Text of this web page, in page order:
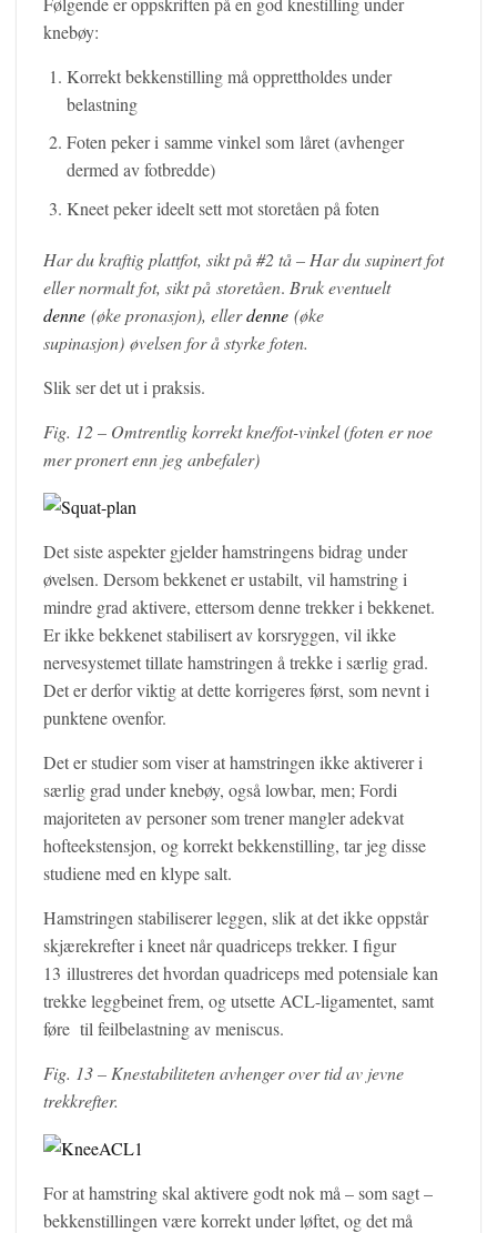
knebøy:
Korrekt bekkenstilling må opprettholdes under
belastning
Foten peker i samme vinkel som låret (avhenger
dermed av fotbredde)
Kneet peker ideelt sett mot storetåen på foten
Har du kraftig plattfot, sikt på #2 tå – Har du supinert fot
eller normalt fot, sikt på storetåen. Bruk eventuelt
denne (øke pronasjon), ellerdenne (øke
supinasjon) øvelsen for å styrke foten.
Slik ser det ut i praksis.
Fig. 12 – Omtrentlig korrekt kne/fot-vinkel (foten er noe
mer pronert enn jeg anbefaler)
Det siste aspekter gjelder hamstringens bidrag under
øvelsen. Dersom bekkenet er ustabilt, vil hamstring i
mindre grad aktivere, ettersom denne trekker i bekkenet.
Er ikke bekkenet stabilisert av korsryggen, vil ikke
nervesystemet tillate hamstringen å trekke i særlig grad.
Det er derfor viktig at dette korrigeres først, som nevnt i
punktene ovenfor.
Det er studier som viser at hamstringen ikke aktiverer i
særlig grad under knebøy, også lowbar, men; Fordi
majoriteten av personer som trener mangler adekvat
hofteekstensjon, og korrekt bekkenstilling, tar jeg disse
studiene med en klype salt.
Hamstringen stabiliserer leggen, slik at det ikke oppstår
skjærekrefter i kneet når quadriceps trekker. I figur
13 illustreres det hvordan quadriceps med potensiale kan
trekke leggbeinet frem, og utsette ACL-ligamentet, samt
føre til feilbelastning av meniscus.
Fig. 13 – Knestabiliteten avhenger over tid av jevne
trekkrefter.
For at hamstring skal aktivere godt nok må – som sagt –
bekkenstillingen være korrekt under løftet, og det må